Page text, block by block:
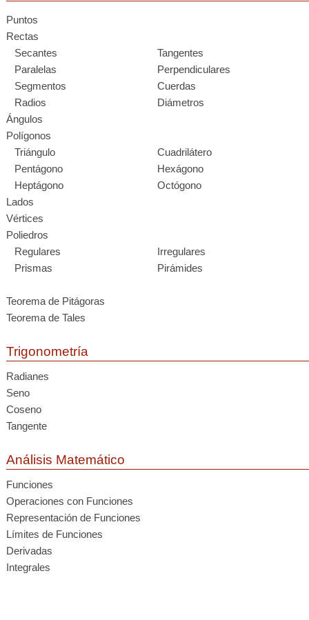
Puntos
Rectas
Secantes
Tangentes
Paralelas
Perpendiculares
Segmentos
Cuerdas
Radios
Diámetros
Ángulos
Polígonos
Triángulo
Cuadrilátero
Pentágono
Hexágono
Heptágono
Octógono
Lados
Vértices
Poliedros
Regulares
Irregulares
Prismas
Pirámides
Teorema de Pitágoras
Teorema de Tales
Trigonometría
Radianes
Seno
Coseno
Tangente
Análisis Matemático
Funciones
Operaciones con Funciones
Representación de Funciones
Límites de Funciones
Derivadas
Integrales